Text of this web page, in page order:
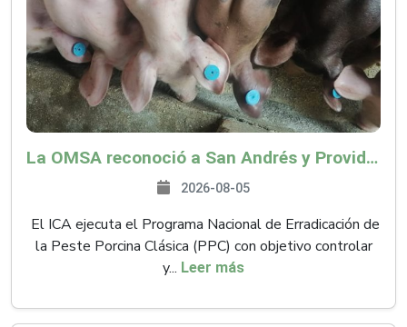
La OMSA reconoció a San Andrés y Providencia como zona libre de Peste Porcina Clásica (PPC)
2026-08-05
El ICA ejecuta el Programa Nacional de Erradicación de
la Peste Porcina Clásica (PPC) con objetivo controlar
y... Leer más